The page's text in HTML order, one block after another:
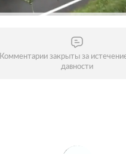
Комментарии закрыты за
давности